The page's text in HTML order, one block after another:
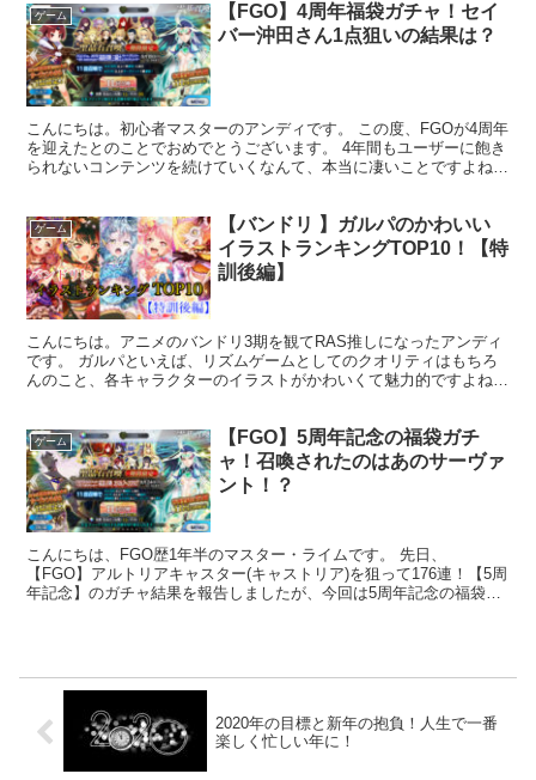
ゲーム
【FGO】4周年福袋ガチャ！セイ
バー沖田さん1点狙いの結果は？
こんにちは。初心者マスターのアンディです。 この度、FGOが4周年
を迎えたとのことでおめでとうございます。 4年間もユーザーに飽き
られないコンテンツを続けていくなんて、本当に凄いことですよね。
ゲーム
【バンドリ 】ガルパのかわいい
イラストランキングTOP10！【特
訓後編】
こんにちは。アニメのバンドリ3期を観てRAS推しになったアンディ
です。 ガルパといえば、リズムゲームとしてのクオリティはもちろ
んのこと、各キャラクターのイラストがかわいくて魅力的ですよね。
ゲーム
【FGO】5周年記念の福袋ガチ
ャ！召喚されたのはあのサーヴァ
ント！？
こんにちは、FGO歴1年半のマスター・ライムです。 先日、
【FGO】アルトリアキャスター(キャストリア)を狙って176連！【5周
年記念】のガチャ結果を報告しましたが、今回は5周年記念の福袋ガ
2020年の目標と新年の抱負！人生で一番
楽しく忙しい年に！